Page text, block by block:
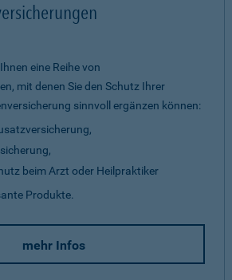
eine Reihe von
mit denen Sie den Schutz Ihrer
sinnvoll ergänzen können:
beim Arzt oder Heilpraktiker
Produkte.
mehr Infos